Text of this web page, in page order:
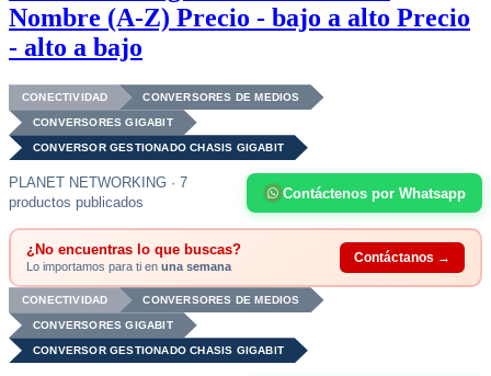
Nombre (A-Z) Precio - bajo a alto Precio
- alto a bajo
CONECTIVIDAD CONVERSORES DE MEDIOS
CONVERSORES GIGABIT
CONVERSOR GESTIONADO CHASIS GIGABIT
PLANET NETWORKING · 7
productos publicados
Contáctenos por Whatsapp
¿No encuentras lo que buscas?
Lo importamos para ti en una semana
Contáctanos →
CONECTIVIDAD CONVERSORES DE MEDIOS
CONVERSORES GIGABIT
CONVERSOR GESTIONADO CHASIS GIGABIT